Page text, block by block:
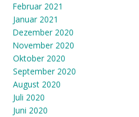
Februar 2021
Januar 2021
Dezember 2020
November 2020
Oktober 2020
September 2020
August 2020
Juli 2020
Juni 2020